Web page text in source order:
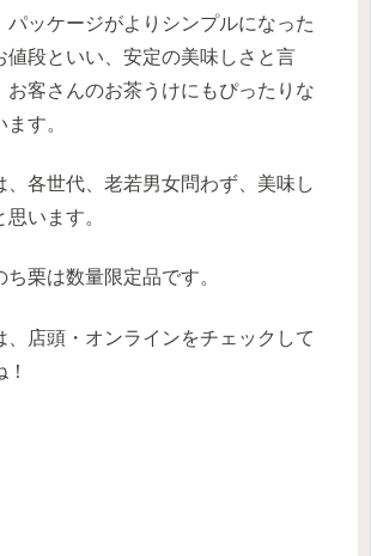
パッケージがよりシンプルになった
値段といい、安定の美味しさと言
お客さんのお茶うけにもぴったりな
す。
、各世代、老若男女問わず、美味し
います。
栗は数量限定品です。
、店頭・オンラインをチェックして